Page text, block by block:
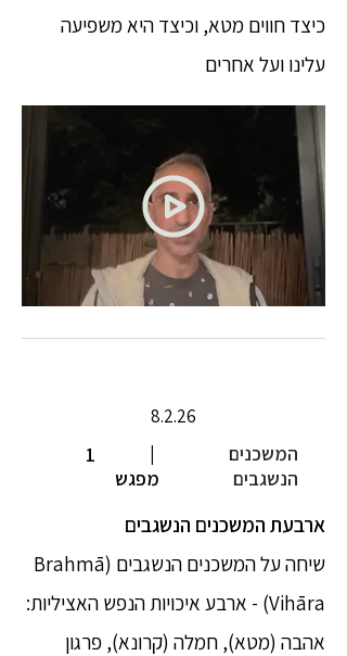
כיצד חווים מטא, וכיצד היא משפיעה
עלינו ועל אחרים
8.2.26
המשכנים
הנשגבים
1
|
מפגש
ארבעת המשכנים הנשגבים
שיחה על המשכנים הנשגבים (Brahmā
Vihāra) - ארבע איכויות הנפש האציליות:
אהבה (מטא), חמלה (קרונא), פרגון